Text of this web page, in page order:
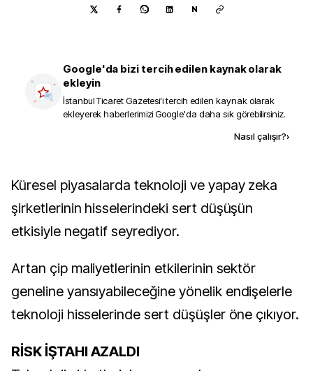
N
Google'da bizi tercih edilen kaynak olarak
ekleyin
İstanbul Ticaret Gazetesi'i tercih edilen kaynak olarak
ekleyerek haberlerimizi Google'da daha sık görebilirsiniz.
Nasıl çalışır?›
Küresel piyasalarda teknoloji ve yapay zeka
şirketlerinin hisselerindeki sert düşüşün
etkisiyle negatif seyrediyor.
Artan çip maliyetlerinin etkilerinin sektör
geneline yansıyabileceğine yönelik endişelerle
teknoloji hisselerinde sert düşüşler öne çıkıyor.
RİSK İŞTAHI AZALDI